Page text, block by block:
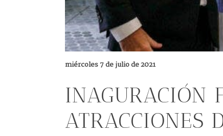
miércoles 7 de julio de 2021
INAGURACIÓN
ATRACCIONES